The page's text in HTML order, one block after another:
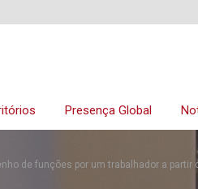
Presença Global
de funções por um trabalhador a partir